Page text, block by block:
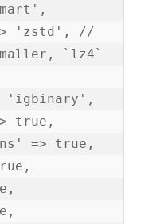
'zstd', //
`lz4`
'igbinary',
true,
=> true,